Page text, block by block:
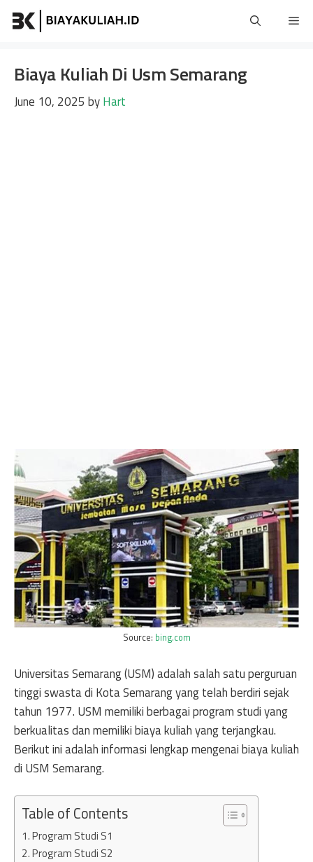
Skip
Biaya Kuliah Di Usm Semarang
June 10, 2025 byHart
Source: bing.com
Universitas Semarang (USM) adalah salah satu perguruan
tinggi swasta di Kota Semarang yang telah berdiri sejak
tahun 1977. USM memiliki berbagai program studi yang
berkualitas dan memiliki biaya kuliah yang terjangkau.
Berikut ini adalah informasi lengkap mengenai biaya kuliah
di USM Semarang.
Table of Contents
Program Studi S1
Program Studi S2